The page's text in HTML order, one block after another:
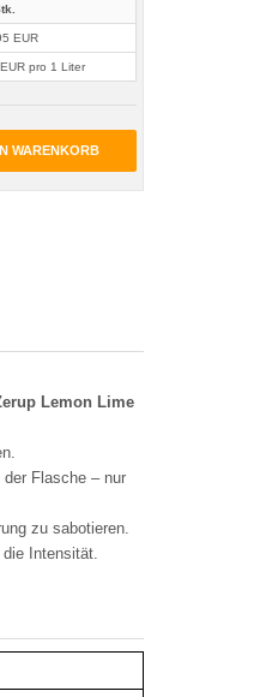
EUR
pro 1 Liter
WARENKORB
Lemon Lime
Flasche – nur
zu sabotieren.
Intensität.